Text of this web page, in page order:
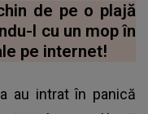
de pe o plajă
l cu un mop în
pe internet!
au intrat în panică